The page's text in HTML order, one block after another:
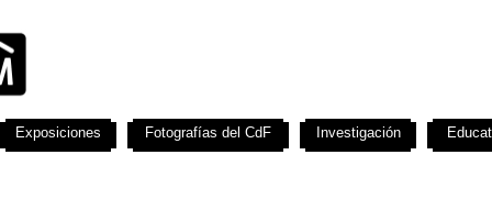
Exposiciones Fotografías del CdF Investigación